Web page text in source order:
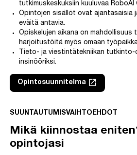
tutkimuskeskuksiin kuuluvaa RoboAI
Opintojen sisällöt ovat ajantasaisia
eväitä antavia.
Opiskelujen aikana on mahdollisuus
harjoitustöitä myös omaan
Tieto- ja viestintätekniikan tutkinto-
insinööriksi.
Opintosuunnitelma
Linkki avautuu uuteen
launch
SUUNTAUTUMISVAIHTOEHDOT
Mikä kiinnostaa
opintojasi